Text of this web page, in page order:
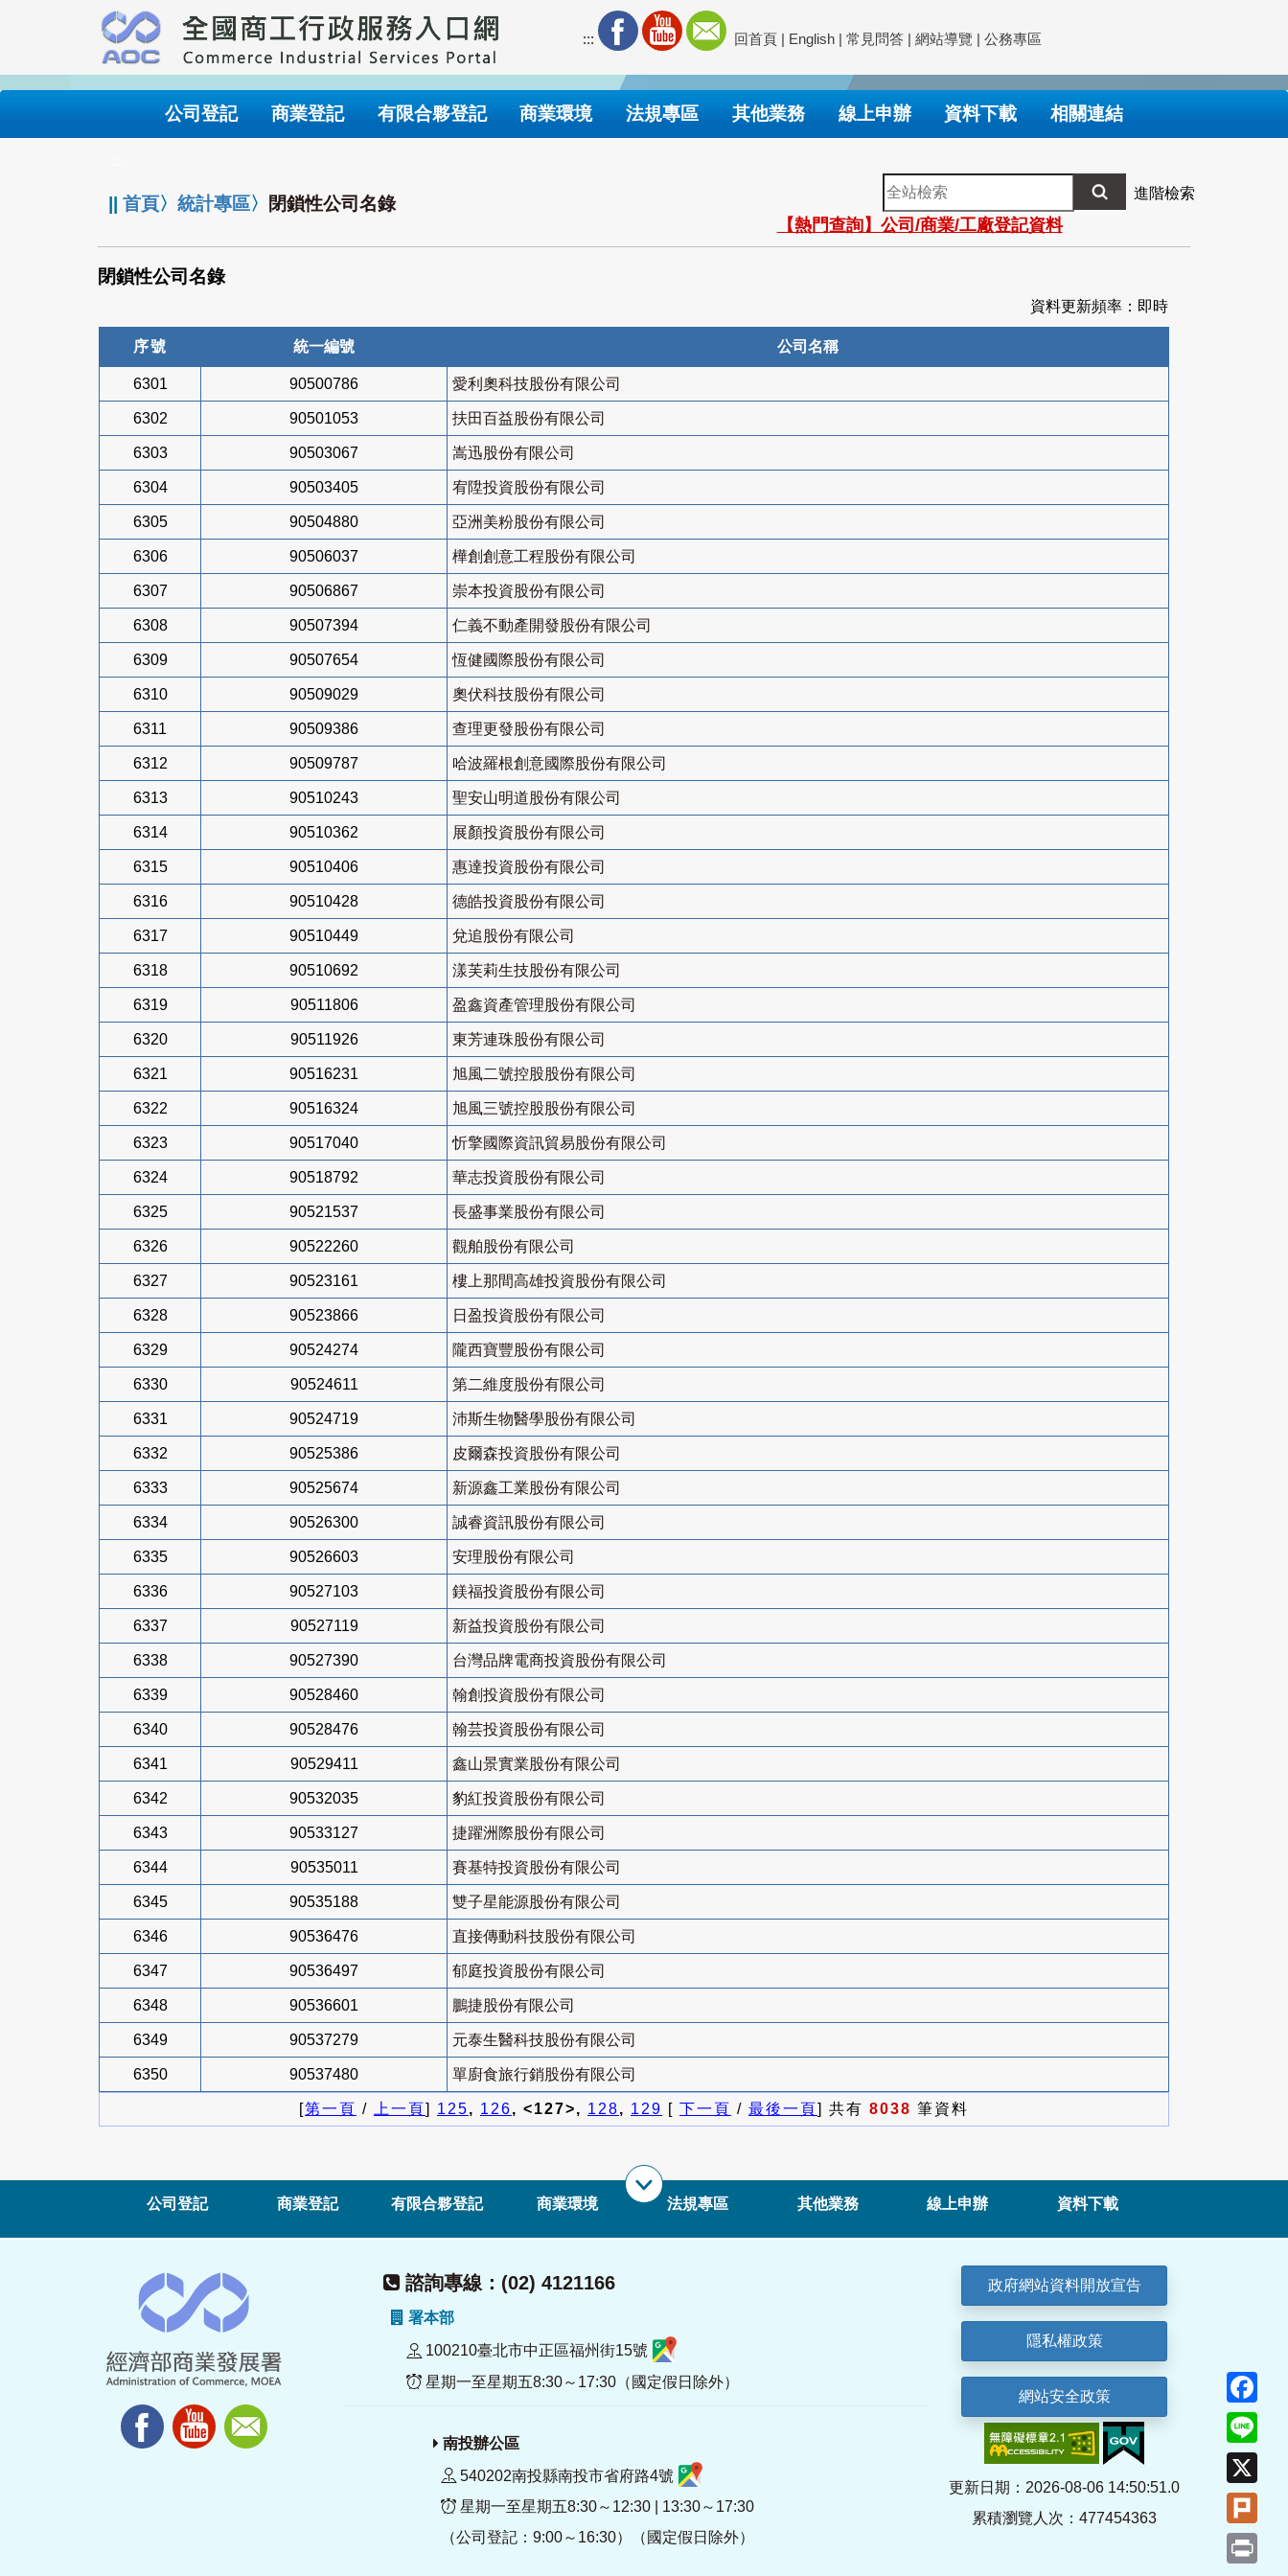
要
內
::: 回首頁 | English | 常見問答 | 網站導覽 | 公務專區
公司登記 商業登記 有限合夥登記 商業環境 法規專區 其他業務 線上申辦 資料下載 相關連結
||首頁〉統計專區〉 閉鎖性公司名錄
全
站
檢
索
進階檢索
【熱門查詢】公司/商業/工廠登記資料
閉鎖性公司名錄
資料更新頻率：即時
序號 統一編號 公司名稱
6301 90500786 愛利奧科技股份有限公司
6302 90501053 扶田百益股份有限公司
6303 90503067 嵩迅股份有限公司
6304 90503405 宥陞投資股份有限公司
6305 90504880 亞洲美粉股份有限公司
6306 90506037 樺創創意工程股份有限公司
6307 90506867 崇本投資股份有限公司
6308 90507394 仁義不動產開發股份有限公司
6309 90507654 恆健國際股份有限公司
6310 90509029 奧伏科技股份有限公司
6311 90509386 查理更發股份有限公司
6312 90509787 哈波羅根創意國際股份有限公司
6313 90510243 聖安山明道股份有限公司
6314 90510362 展顏投資股份有限公司
6315 90510406 惠達投資股份有限公司
6316 90510428 德皓投資股份有限公司
6317 90510449 兌追股份有限公司
6318 90510692 漾芙莉生技股份有限公司
6319 90511806 盈鑫資產管理股份有限公司
6320 90511926 東芳連珠股份有限公司
6321 90516231 旭風二號控股股份有限公司
6322 90516324 旭風三號控股股份有限公司
6323 90517040 忻擎國際資訊貿易股份有限公司
6324 90518792 華志投資股份有限公司
6325 90521537 長盛事業股份有限公司
6326 90522260 觀舶股份有限公司
6327 90523161 樓上那間高雄投資股份有限公司
6328 90523866 日盈投資股份有限公司
6329 90524274 隴西寶豐股份有限公司
6330 90524611 第二維度股份有限公司
6331 90524719 沛斯生物醫學股份有限公司
6332 90525386 皮爾森投資股份有限公司
6333 90525674 新源鑫工業股份有限公司
6334 90526300 誠睿資訊股份有限公司
6335 90526603 安理股份有限公司
6336 90527103 鎂福投資股份有限公司
6337 90527119 新益投資股份有限公司
6338 90527390 台灣品牌電商投資股份有限公司
6339 90528460 翰創投資股份有限公司
6340 90528476 翰芸投資股份有限公司
6341 90529411 鑫山景實業股份有限公司
6342 90532035 豹紅投資股份有限公司
6343 90533127 捷躍洲際股份有限公司
6344 90535011 賽基特投資股份有限公司
6345 90535188 雙子星能源股份有限公司
6346 90536476 直接傳動科技股份有限公司
6347 90536497 郁庭投資股份有限公司
6348 90536601 鵬捷股份有限公司
6349 90537279 元泰生醫科技股份有限公司
6350 90537480 單廚食旅行銷股份有限公司
[第一頁 / 上一頁] 125, 126, <127>, 128, 129 [ 下一頁 / 最後一頁] 共有 8038 筆資料
公司登記 商業登記 有限合夥登記 商業環境 法規專區 其他業務 線上申辦 資料下載
諮詢專線：(02) 4121166
署本部
100210臺北市中正區福州街15號
星期一至星期五8:30～17:30（國定假日除外）
南投辦公區
540202南投縣南投市省府路4號
星期一至星期五8:30～12:30 | 13:30～17:30
（公司登記：9:00～16:30）（國定假日除外）
政府網站資料開放宣告
隱私權政策
網站安全政策
更新日期：2026-08-06 14:50:51.0
累積瀏覽人次：477454363